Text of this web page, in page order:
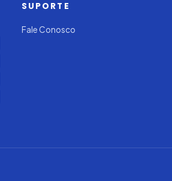
SUPORTE
Fale Conosco